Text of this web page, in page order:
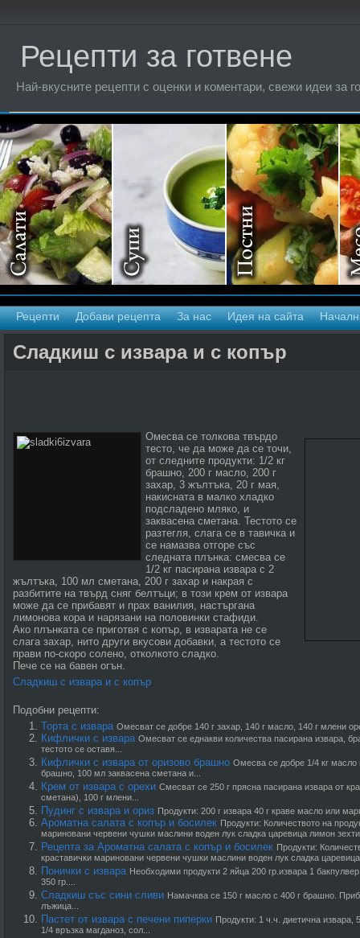
Рецепти за готвене
Най-вкусните рецепти с оценки и коментари, свежи идеи за
Рецепти Добави рецепта За нас Идея на сайта
Сладкиш с извара и с копър
Омесва се толкова твърдо
тесто, че да може да се точи,
от следните продукти: 1/2 кг
брашно, 200 г масло, 200 г
захар, 3 жълтъка, 20 г мая,
накисната в малко хладко
подсладено мляко, и
заквасена сметана. Тестото се
разтегля, слага се в тавичка и
се намазва отгоре със
следната плънка: смесва се
1/2 кг пасирана извара с 2
жълтъка, 100 мл сметана, 200 г захар и накрая с
разбитите на твърд сняг белтъци; в този крем от извара
може да се прибавят и прах ванилия, настъргана
лимонова кора и нарязани на половинки стафиди.
Ако плънката се приготвя с копър, в изварата не се
слага захар, нито други вкусови добавки, а тестото се
прави по-скоро солено, отколкото сладко.
Пече се на бавен огън.
Сладкиш с извара и с копър
Подобни рецепти:
Торта с извара Омесват се добре 140 г захар, 140 г масло, 140 г млени
Кифлички с извара Омесват се еднакви количества пасирана извара,
тестото се оставя...
Кифлички с извара от оризово брашно Омесва се добре 1/4 кг масло
брашно, 100 мл заквасена сметана и...
Крем от извара с орехи Смесват се 250 г прясна пасирана извара от
сметана), 100 г млени...
Пудинг с извара и ориз Продукти: 200 г извара 40 г краве масло или
Ароматна салата с копър и босилек Продукти: Количеството на
мариновани червени чушки маслини воден лук сладка царевица лимон
Рецепта за Ароматна салата с копър и босилек Продукти:
краставички мариновани червени чушки маслини воден лук сладка
Понички с извара Необходими продукти 2 яйца 200 гр.извара 1
350 гр....
Сладкиш със сини сливи Намачква се 150 г масло с 400 г брашно.
лъжица...
Пастет от извара с печени пиперки Продукти: 1 ч.ч. диетична извара,
1/4 връзка магданоз, сол...